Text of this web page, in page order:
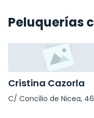
Peluquerías
Cristina Cazorla
C/ Concilio de Nicea, 46